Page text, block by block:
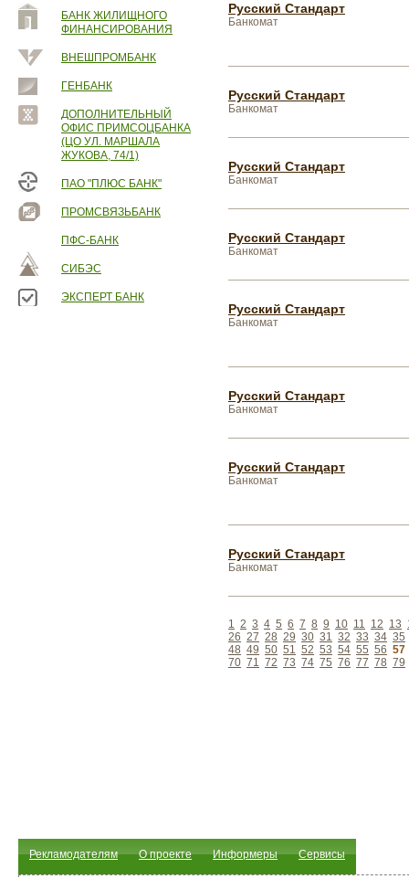
БАНК ЖИЛИЩНОГО
ФИНАНСИРОВАНИЯ
ВНЕШПРОМБАНК
ГЕНБАНК
ДОПОЛНИТЕЛЬНЫЙ
ОФИС ПРИМСОЦБАНКА
(ЦО УЛ. МАРШАЛА
ЖУКОВА, 74/1)
ПАО "ПЛЮС БАНК"
ПРОМСВЯЗЬБАНК
ПФС-БАНК
СИБЭС
ЭКСПЕРТ БАНК
Русский Стандарт
Банкомат
Русский Стандарт
Банкомат
Русский Стандарт
Банкомат
Русский Стандарт
Банкомат
Русский Стандарт
Банкомат
Русский Стандарт
Банкомат
Русский Стандарт
Банкомат
Русский Стандарт
Банкомат
1 2 3 4 5 6 7 8 9 10 11 12 13
26 27 28 29 30 31 32 33 34 35
48 49 50 51 52 53 54 55 56 57
70 71 72 73 74 75 76 77 78 79
Рекламодателям О проекте Информеры Сервисы